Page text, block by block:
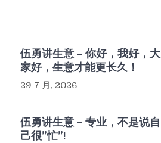
伍勇讲生意 – 你好，我好，大
家好，生意才能更长久！
29 7 月, 2026
伍勇讲生意 – 专业，不是说自
己很”忙”!